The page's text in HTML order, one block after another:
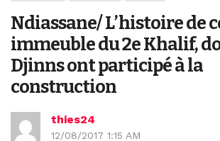
Ndiassane/ L’histoire de
immeuble du 2e Khalif,
Djinns ont participé à la
construction
thies24
12/08/2017 1:15 AM